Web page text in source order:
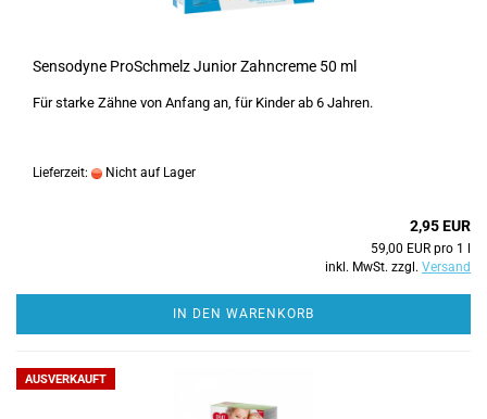
Sensodyne ProSchmelz Junior Zahncreme 50 ml
Für starke Zähne von Anfang an, für Kinder ab 6 Jahren.
Lieferzeit: Nicht auf Lager
2,95 EUR
59,00 EUR pro 1 l
inkl. MwSt. zzgl. Versand
IN DEN WARENKORB
AUSVERKAUFT